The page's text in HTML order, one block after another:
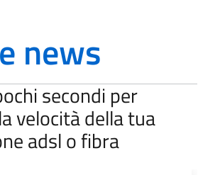
news
secondi per
velocità della tua
adsl o fibra